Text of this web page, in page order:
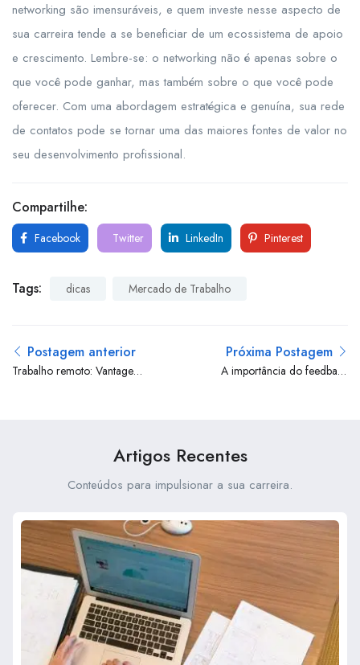
networking são imensuráveis, e quem investe nesse aspecto de
sua carreira tende a se beneficiar de um ecossistema de apoio
e crescimento. Lembre-se: o networking não é apenas sobre o
que você pode ganhar, mas também sobre o que você pode
oferecer. Com uma abordagem estratégica e genuína, sua rede
de contatos pode se tornar uma das maiores fontes de valor no
seu desenvolvimento profissional.
Compartilhe:
Facebook Twitter LinkedIn Pinterest
dicas Mercado de Trabalho
Postagem anterior
Trabalho remoto: Vantagens,
Próxima Postagem
A importância do feedback
Artigos Recentes
Conteúdos para impulsionar a sua carreira.